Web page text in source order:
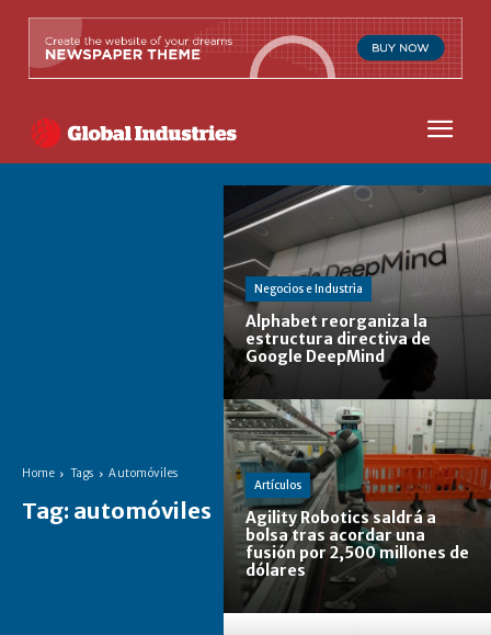
Home Tags Automóviles
Tag: automóviles
Negocios e Industria
Alphabet reorganiza la
estructura directiva de
Google DeepMind
Artículos
Agility Robotics saldrá a
bolsa tras acordar una
fusión por 2,500 millones de
dólares